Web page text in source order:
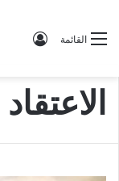
القائمة
الاعتقاد